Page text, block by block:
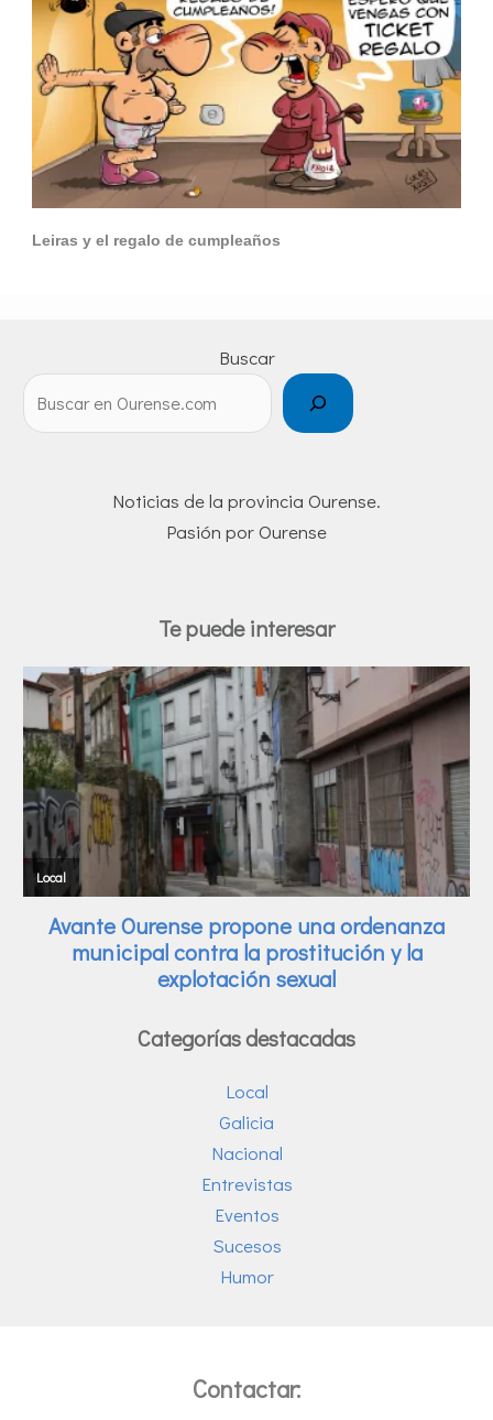
Leiras y el regalo de cumpleaños
Buscar
Noticias de la provincia Ourense.
Pasión por Ourense
Te puede interesar
Categorías destacadas
Local
Galicia
Nacional
Entrevistas
Eventos
Sucesos
Humor
Contactar: